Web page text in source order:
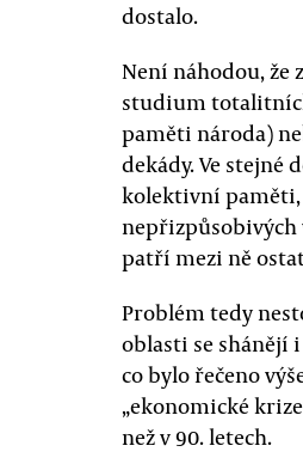
dostalo.
Není náhodou, že
studium
paměti národa)
dekády. Ve stejné
kolektivní
nepřizpůsobivých
patří mezi ně
Problém tedy
oblasti se shánějí
co bylo řečeno
„ekonomické
než v 90. letech.